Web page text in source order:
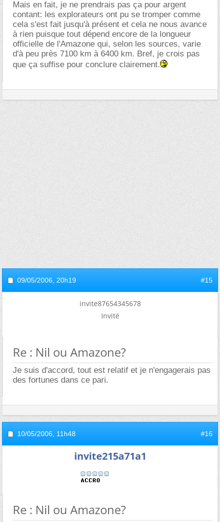
Mais en fait, je ne prendrais pas ça pour argent
contant: les explorateurs ont pu se tromper comme
cela s'est fait jusqu'à présent et cela ne nous avance
à rien puisque tout dépend encore de la longueur
officielle de l'Amazone qui, selon les sources, varie
d'à peu près 7100 km à 6400 km. Bref, je crois pas
que ça suffise pour conclure clairement.
09/05/2006, 20h19 #15
invite87654345678
Invité
Re : Nil ou Amazone?
Je suis d'accord, tout est relatif et je n'engagerais pas
des fortunes dans ce pari.
10/05/2006, 11h48 #16
invite215a71a1
Re : Nil ou Amazone?